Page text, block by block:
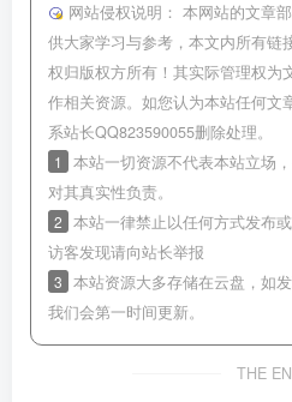
网站侵权说明： 本网站的文章
供大家学习与参考，本文内所有链
权归版权方所有！其实际管理权为
作相关资源。如您认为本站任何文
系站长QQ823590055删除处理。
1
本站一切资源不代表本站立场
对其真实性负责。
2 本站一律禁止以任何方式发布
访客发现请向站长举报
3 本站资源大多存储在云盘，如
我们会第一时间更新。
THE